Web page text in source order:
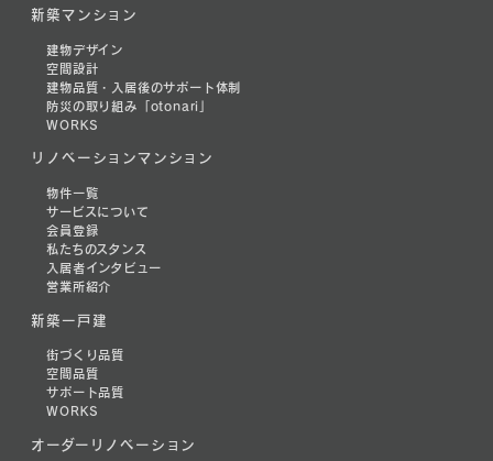
新築マンション
建物デザイン
空間設計
建物品質・入居後のサポート体制
防災の取り組み「otonari」
WORKS
リノベーションマンション
物件一覧
サービスについて
会員登録
私たちのスタンス
入居者インタビュー
営業所紹介
新築一戸建
街づくり品質
空間品質
サポート品質
WORKS
オーダーリノベーション